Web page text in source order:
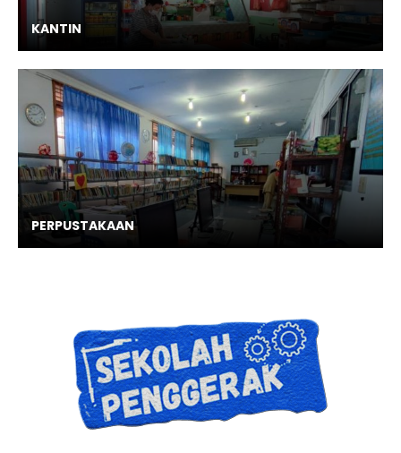
KANTIN
PERPUSTAKAAN